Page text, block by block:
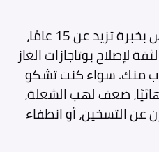
يتميز مركز صيانة إكسبرتس بخبرة تزيد عن 15 عامًا،
لإصلاح بوتاجازات الغاز
منك. سواء كنت تشكو
ضعف لهب الشعلة،
عن التسخين، أو انطفاء